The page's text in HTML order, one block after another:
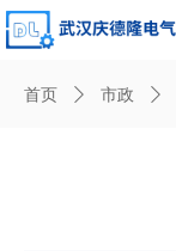
首页 ꄲ 市政 ꄲ